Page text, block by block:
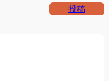
投稿